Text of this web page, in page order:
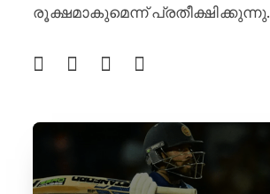
രൂക്ഷമാകുമെന്ന് പ്രതീക്ഷിക്കുന്നു.